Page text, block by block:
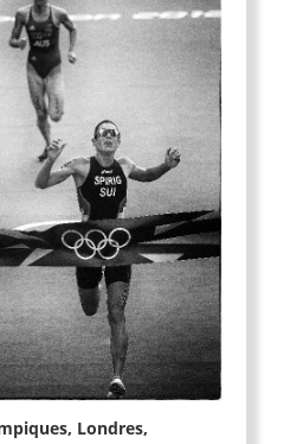
Londres,